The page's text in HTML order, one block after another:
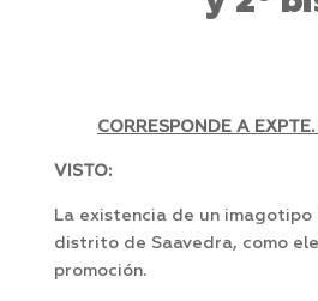
CORRESPONDE A
VISTO:
La existencia de un
distrito de Saavedra, como
promoción.